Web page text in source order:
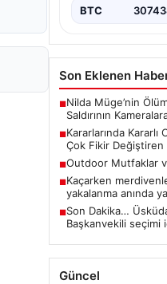
BTC
Son Eklenen
■Nilda Müge’nin
Saldırının
■Kararlarında Kararlı
Çok Fikir Değiştiren
■Outdoor Mutfaklar
■Kaçarken
yakalanma anında
■Son Dakika…
Başkanvekili seçimi
Güncel